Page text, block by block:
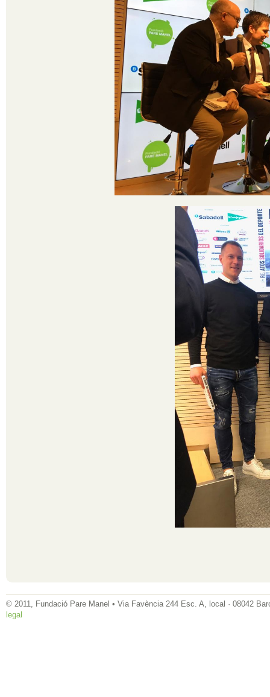
© 2011, Fundació Pare Manel • Via Favència 244 Esc. A, local · 08042
legal